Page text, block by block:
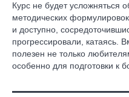
Курс не будет усложняться
методических
и доступно,
прогрессировали, катаясь.
полезен не только
особенно для подготовки к